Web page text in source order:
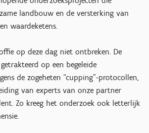
landbouw en de versterking van
waardeketens.
op deze dag niet ontbreken. De
op een begeleide
de zogeheten “cupping”-protocollen,
van experts van onze partner
Zo kreeg het onderzoek ook letterlijk